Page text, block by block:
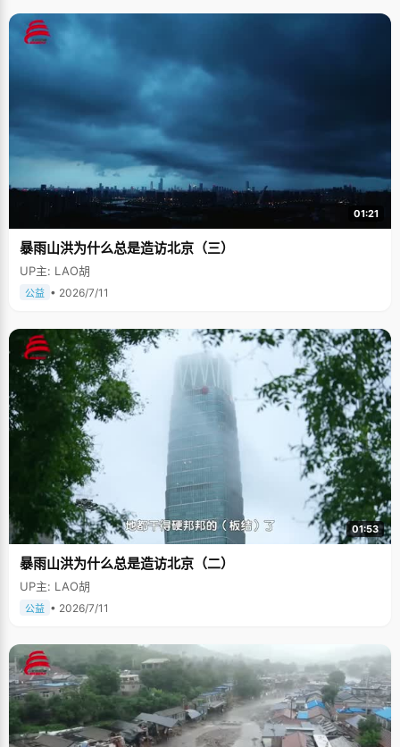
01:21
暴雨山洪为什么总是造访北京（三）
UP主: LAO胡
公益 • 2026/7/11
01:53
暴雨山洪为什么总是造访北京（二）
UP主: LAO胡
公益 • 2026/7/11